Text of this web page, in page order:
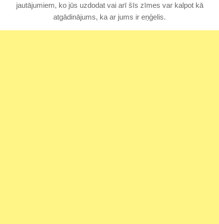
jautājumiem, ko jūs uzdodat vai arī šīs zīmes var kalpot kā
atgādinājums, ka ar jums ir eņģelis.